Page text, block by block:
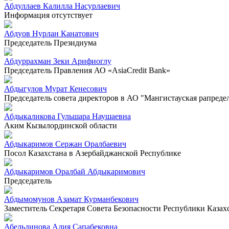
Абдуллаев Калилла Насурлаевич
Информация отсутствует
Абдуов Нурлан Канатович
Председатель Президиума
Абдуррахман Зеки Арифиоглу
Председатель Правления АО «AsiaCredit Bank»
Абдыгулов Мурат Кенесович
Председатель совета директоров в АО "Мангистауская
Абдыкаликова Гульшара Наушаевна
Аким Кызылординской области
Абдыкаримов Сержан Оралбаевич
Посол Казахстана в Азербайджанской Республике
Абдыкаримов Оралбай Абдыкаримович
Председатель
Абдымомунов Азамат Курманбекович
Заместитель Секретаря Совета Безопасности Республики
Абельдинова Алия Сапабековна